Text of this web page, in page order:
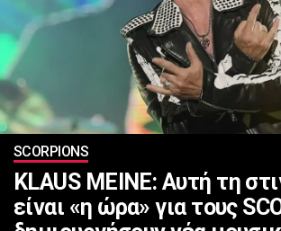
SCORPIONS
KLAUS MEINE: Αυτή τη
είναι «η ώρα» για τους